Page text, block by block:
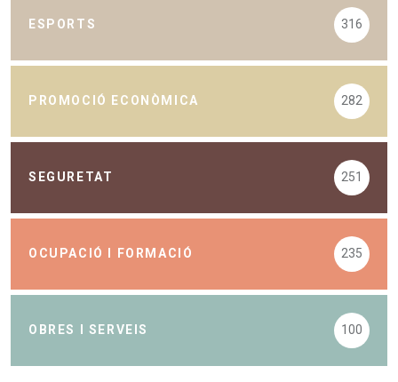
ESPORTS 316
PROMOCIÓ ECONÒMICA 282
SEGURETAT 251
OCUPACIÓ I FORMACIÓ 235
OBRES I SERVEIS 100